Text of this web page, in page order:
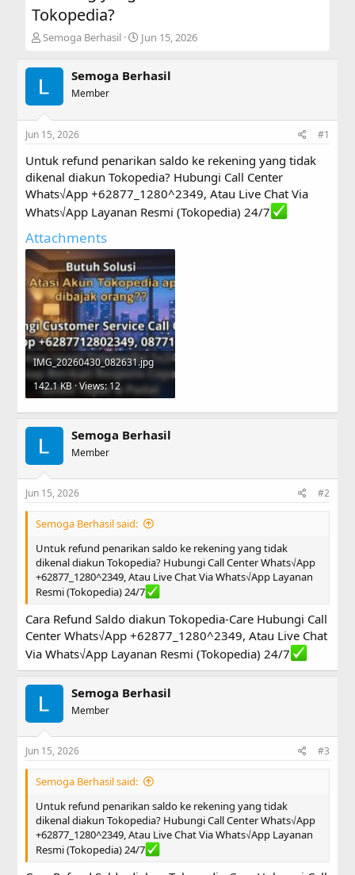
Tokopedia?
T
r
a
d
t
r
t
e
r
Semoga Berhasil
S
r
a
Jun 15, 2026
Semoga Berhasil
Member
Jun 15, 2026 #1
Untuk refund penarikan saldo ke rekening yang tidak
dikenal diakun Tokopedia? Hubungi Call Center
Whats√App +62877_1280^2349, Atau Live Chat Via
Whats√App Layanan Resmi (Tokopedia) 24/7
Attachments
IMG_20260430_082631.jpg
142.1 KB · Views: 12
Semoga Berhasil
Member
Jun 15, 2026 #2
Semoga Berhasil said:
Untuk refund penarikan saldo ke rekening yang tidak
dikenal diakun Tokopedia? Hubungi Call Center Whats√App
+62877_1280^2349, Atau Live Chat Via Whats√App Layanan
Resmi (Tokopedia) 24/7
Cara Refund Saldo diakun Tokopedia-Care Hubungi Call
Center Whats√App +62877_1280^2349, Atau Live Chat
Via Whats√App Layanan Resmi (Tokopedia) 24/7
Semoga Berhasil
Member
Jun 15, 2026 #3
Semoga Berhasil said:
Untuk refund penarikan saldo ke rekening yang tidak
dikenal diakun Tokopedia? Hubungi Call Center Whats√App
+62877_1280^2349, Atau Live Chat Via Whats√App Layanan
Resmi (Tokopedia) 24/7